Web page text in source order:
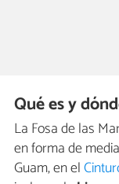
Qué es y
La Fosa de las
en forma de
Guam, en el